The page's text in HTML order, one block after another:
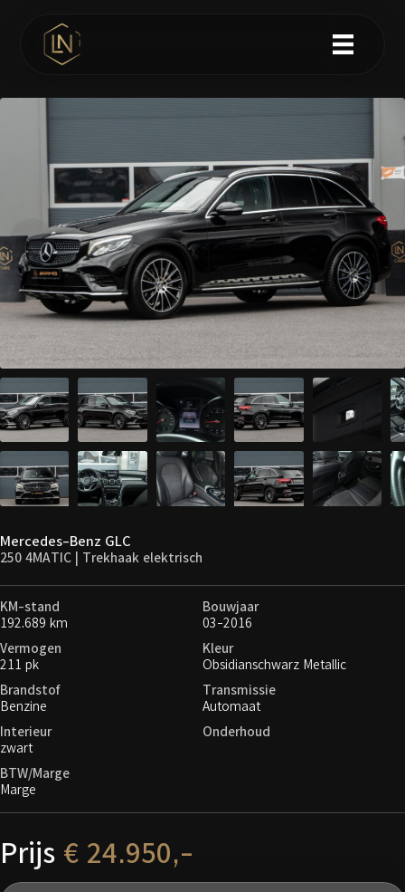
Mercedes-Benz GLC
250 4MATIC | Trekhaak elektrisch
KM-stand
192.689 km
Bouwjaar
03-2016
Vermogen
211 pk
Kleur
Obsidianschwarz Metallic
Brandstof
Benzine
Transmissie
Automaat
Interieur
zwart
Onderhoud
BTW/Marge
Marge
Prijs € 24.950,-